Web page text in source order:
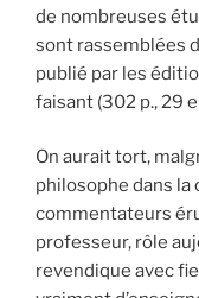
de nombreuses
sont rassemblées
publié par les
faisant (302 p., 29
On aurait tort,
philosophe dans
commentateurs
professeur, rôle
revendique avec